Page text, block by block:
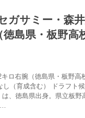
ガサミー・森
島県・板野高
ロ右腕（徳島県・板野高
（育成含む） ドラフト
、徳島県出身。県立板野